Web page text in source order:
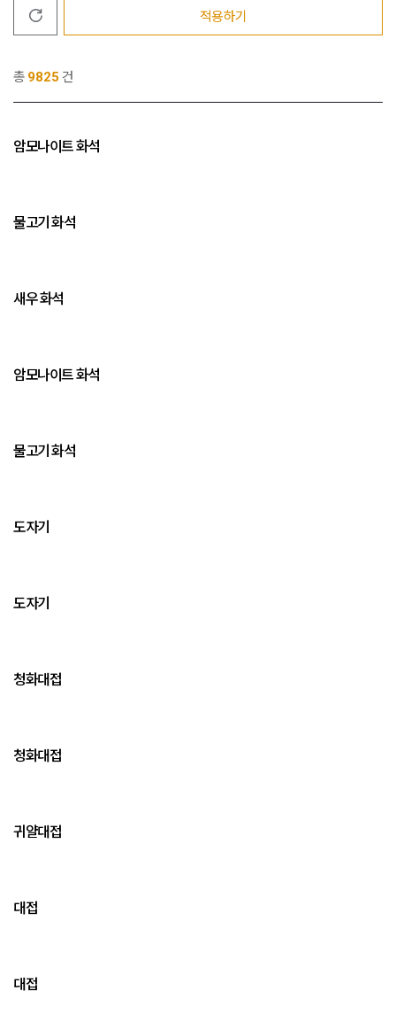
총 9825 건
암모나이트 화석
물고기 화석
새우 화석
암모나이트 화석
물고기 화석
도자기
도자기
청화대접
청화대접
귀얄대접
대접
대접
적용하기